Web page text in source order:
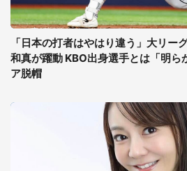
「日本の打者はやはり違う」大リー
和真が躍動 KBO出身選手とは「明ら
ア脱帽